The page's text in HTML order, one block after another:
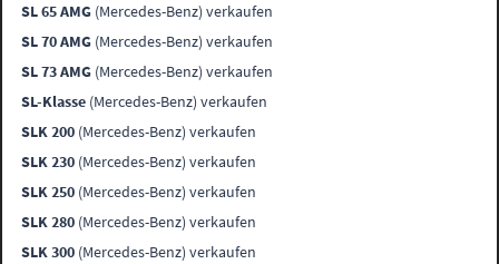
SL 65 AMG (Mercedes-Benz) verkaufen
SL 70 AMG (Mercedes-Benz) verkaufen
SL 73 AMG (Mercedes-Benz) verkaufen
SL-Klasse (Mercedes-Benz) verkaufen
SLK 200 (Mercedes-Benz) verkaufen
SLK 230 (Mercedes-Benz) verkaufen
SLK 250 (Mercedes-Benz) verkaufen
SLK 280 (Mercedes-Benz) verkaufen
SLK 300 (Mercedes-Benz) verkaufen